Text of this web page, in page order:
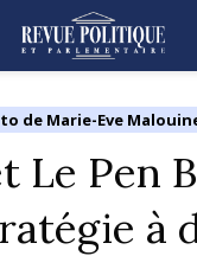
de Marie-Eve
Le Pen
à